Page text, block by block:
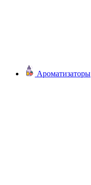
Ароматизаторы